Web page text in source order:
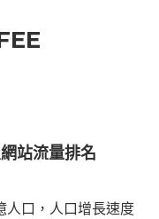
站流量排名
人口，人口增長速度